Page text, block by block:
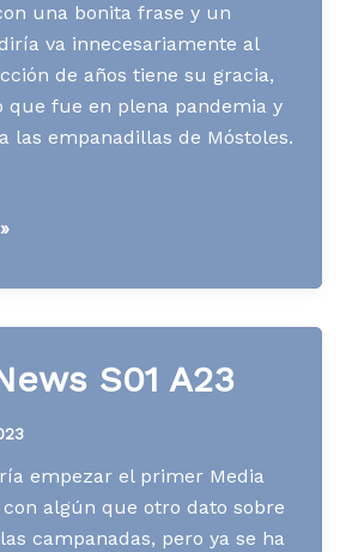
una bonita frase y un
va innecesariamente al
de años tiene su gracia,
que fue en plena pandemia y
las empanadillas de Móstoles.
S01 A23
empezar el primer Media
con algún que otro dato sobre
campanadas, pero ya se ha